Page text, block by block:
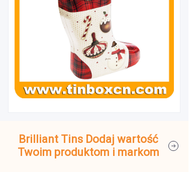
Brilliant Tins Dodaj wartość
Twoim produktom i markom